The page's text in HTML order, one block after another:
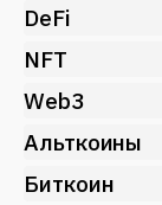
DeFi
NFT
Web3
Альткоины
Биткоин